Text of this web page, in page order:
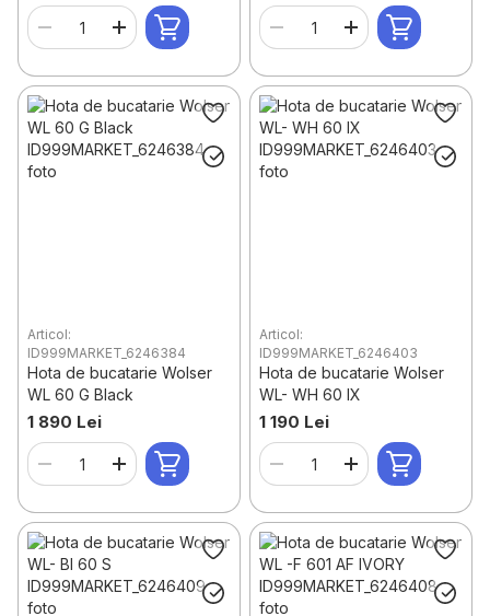
Articol:
ID999MARKET_6246384
Hota de bucatarie Wolser
WL 60 G Black
1 890 Lei
Articol:
ID999MARKET_6246403
Hota de bucatarie Wolser
WL- WH 60 IX
1 190 Lei